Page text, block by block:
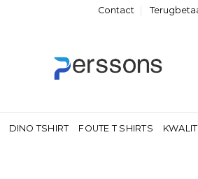
Contact
DINO TSHIRT FOUTE T SHIRTS